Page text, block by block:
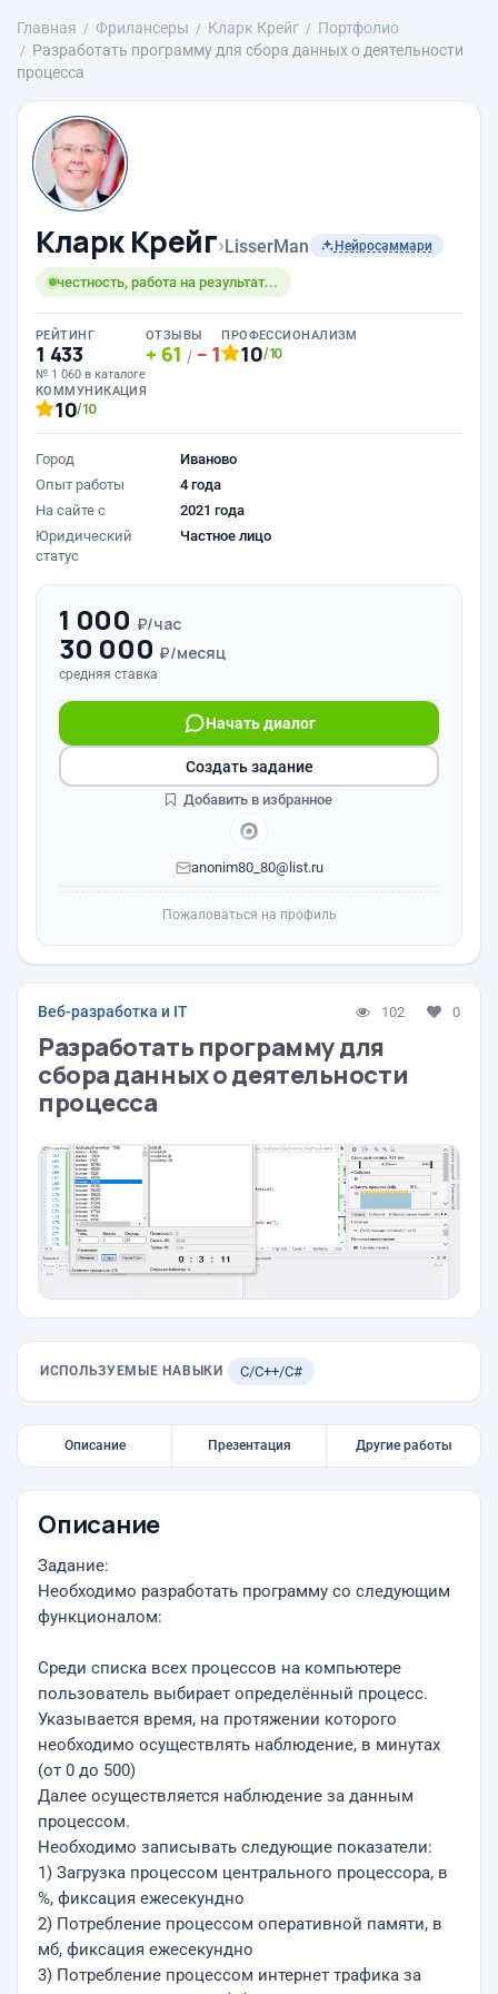
Главная Фрилансеры Кларк Крейг
Портфолио
Разработать программу для сбора данных о деятельности
процесса
Кларк Крейг›LisserMan Нейросаммари
честность, работа на результат...
РЕЙТИНГ
1 433
№ 1 060 в каталоге
ОТЗЫВЫ
61 / 1
ПРОФЕССИОНАЛИЗМ
10/10
КОММУНИКАЦИЯ
10/10
Город
Иваново
Опыт работы
4 года
На сайте с
2021 года
Юридический
статус
Частное лицо
1 000 ₽/час
30 000 ₽/месяц
средняя ставка
Начать диалог
anonim80_80@list.ru
Создать задание
Добавить в избранное
Пожаловаться на профиль
Веб-разработка и IT 102 0
Разработать программу для
сбора данных о деятельности
процесса
ИСПОЛЬЗУЕМЫЕ НАВЫКИ C/C++/C#
Описание Презентация Другие работы
Описание
Задание:
Необходимо разработать программу со следующим
функционалом:
Среди списка всех процессов на компьютере
пользователь выбирает определённый процесс.
Указывается время, на протяжении которого
необходимо осуществлять наблюдение, в минутах
(от 0 до 500)
Далее осуществляется наблюдение за данным
процессом.
Необходимо записывать следующие показатели:
1) Загрузка процессом центрального процессора, в
%, фиксация ежесекундно
2) Потребление процессом оперативной памяти, в
мб, фиксация ежесекундно
3) Потребление процессом интернет трафика за